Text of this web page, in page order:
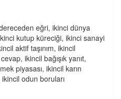
eğri, ikinci dünya
kutup küreciği, ikinci sanayi
aktif taşınım, ikincil
ikincil bağışık yanıt,
piyasası, ikincil karın
odun boruları